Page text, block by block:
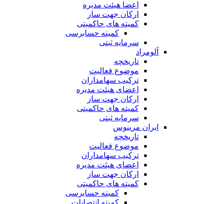
اعضا هیئت مدیره
ارکان جهت ساز
کمیته های حاکمیتی
کمیته حسابرسی
سرمایه ثبتی
آلومراد
تاریخچه
موضوع فعالیت
ترکیب سهامداران
اعضای هیئت مدیره
ارکان جهت ساز
کمیته های حاکمیتی
سرمایه ثبتی
ایران مرینوس
تاریخچه
موضوع فعالیت
ترکیب سهامداران
اعضای هیئت مدیره
ارکان جهت ساز
کمیته های حاکمیتی
کمیته حسابرسی
کمیته انتصابات